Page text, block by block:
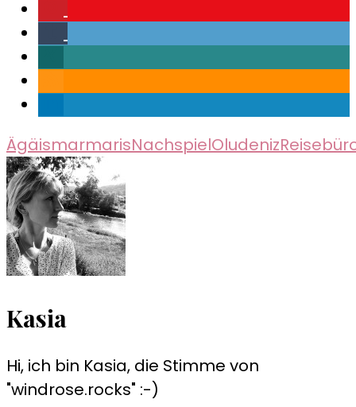
ÄgäismarmarisNachspielOludeniz
Kasia
Hi, ich bin Kasia, die Stimme von
"windrose.rocks" :-)